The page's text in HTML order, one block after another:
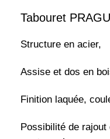
Tabouret
Structure en acier,
Assise et dos en
Finition laquée,
Possibilité de